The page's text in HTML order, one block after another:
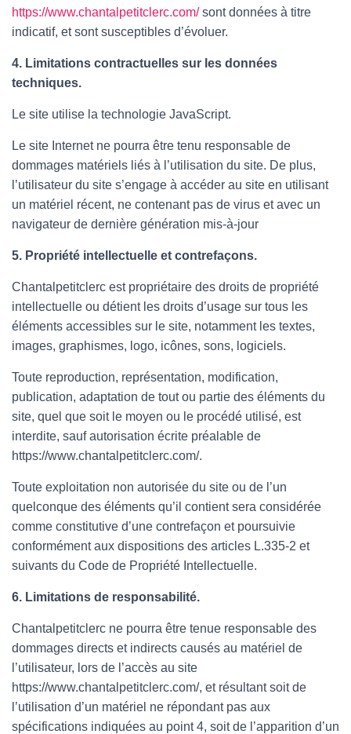
https://www.chantalpetitclerc.com/sont données à titre
indicatif, et sont susceptibles d’évoluer.
4. Limitations contractuelles sur les données
techniques.
Le site utilise la technologie JavaScript.
Le site Internet ne pourra être tenu responsable de
dommages matériels liés à l’utilisation du site. De plus,
l’utilisateur du site s’engage à accéder au site en utilisant
un matériel récent, ne contenant pas de virus et avec un
navigateur de dernière génération mis-à-jour
5. Propriété intellectuelle et contrefaçons.
Chantalpetitclerc est propriétaire des droits de propriété
intellectuelle ou détient les droits d’usage sur tous les
éléments accessibles sur le site, notamment les textes,
images, graphismes, logo, icônes, sons, logiciels.
Toute reproduction, représentation, modification,
publication, adaptation de tout ou partie des éléments du
site, quel que soit le moyen ou le procédé utilisé, est
interdite, sauf autorisation écrite préalable de
https://www.chantalpetitclerc.com/.
Toute exploitation non autorisée du site ou de l’un
quelconque des éléments qu’il contient sera considérée
comme constitutive d’une contrefaçon et poursuivie
conformément aux dispositions des articles L.335-2 et
suivants du Code de Propriété Intellectuelle.
6. Limitations de responsabilité.
Chantalpetitclerc ne pourra être tenue responsable des
dommages directs et indirects causés au matériel de
l’utilisateur, lors de l’accès au site
https://www.chantalpetitclerc.com/, et résultant soit de
l’utilisation d’un matériel ne répondant pas aux
spécifications indiquées au point 4, soit de l’apparition d’un